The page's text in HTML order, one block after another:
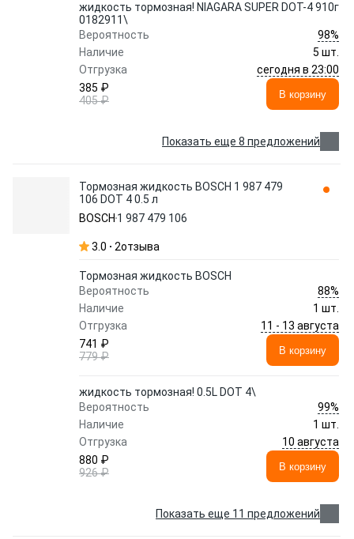
жидкость тормозная! NIAGARA SUPER DOT-4 910г
0182911\
Вероятность
98%
Наличие
5 шт.
Отгрузка
сегодня в 23:00
385 ₽
405 ₽
В корзину
Показать еще 8 предложений
Тормозная жидкость BOSCH 1 987 479
106 DOT 4 0.5 л
BOSCH 1 987 479 106
3.0 2отзыва
Тормозная жидкость BOSCH
Вероятность
88%
Наличие
1 шт.
Отгрузка
11 - 13 августа
741 ₽
779 ₽
В корзину
жидкость тормозная! 0.5L DOT 4\
Вероятность
99%
Наличие
1 шт.
Отгрузка
10 августа
880 ₽
926 ₽
В корзину
Показать еще 11 предложений